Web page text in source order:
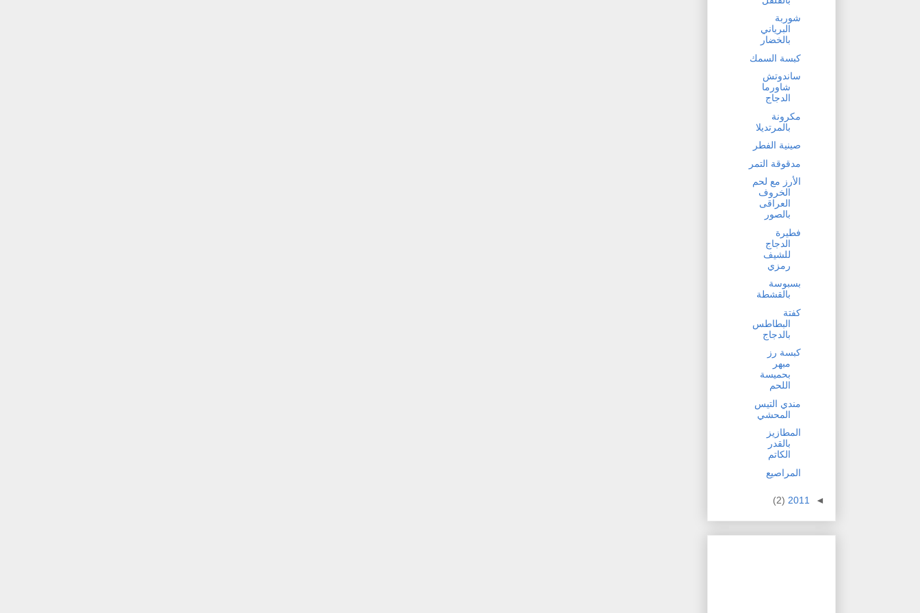
شوربة
البرياني
بالخضار
كبسة السمك
ساندوتش
شاورما
الدجاج
مكرونة
بالمرتديلا
صينية الفطر
مدقوقة التمر
الأرز مع لحم
الخروف
العراقى
بالصور
فطيرة
الدجاج
للشيف
رمزي
بسبوسة
بالقشطة
كفتة
البطاطس
بالدجاج
كبسة رز
مبهر
بحميسة
اللحم
مندي التيس
المحشي
المطازيز
بالقدر
الكاتم
المراصيع
◄
2011
(2)